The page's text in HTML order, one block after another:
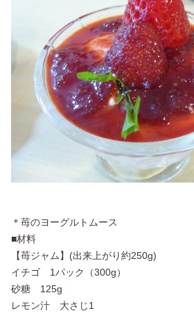
＊苺のヨーグルトムース
■材料
【苺ジャム】(出来上がり約250g)
イチゴ 1パック（300g）
砂糖 125g
レモン汁 大さじ1